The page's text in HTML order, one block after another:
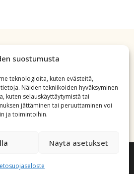
suostumusta
teknologioita, kuten evästeitä,
Näiden tekniikoiden hyväksyminen
kuten selauskäyttäytymistä tai
jättäminen tai peruuttaminen voi
ja toimintoihin.
Näytä asetukset